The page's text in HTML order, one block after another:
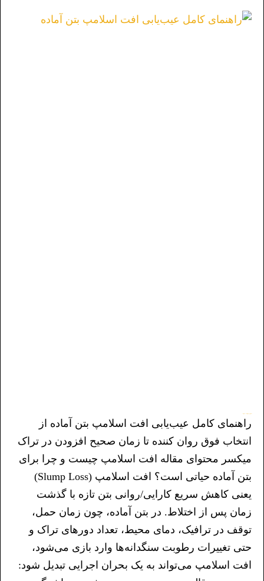
راهنمای کامل عیب‌یابی افت اسلامپ بتن آماده از
انتخاب فوق روان کننده تا زمان صحیح افزودن در تراک
میکسر محتوای مقاله افت اسلامپ چیست و چرا برای
بتن آماده حیاتی است؟ افت اسلامپ (Slump Loss)
یعنی کاهش سریع کارایی/روانی بتن تازه با گذشت
زمان پس از اختلاط. در بتن آماده، چون زمان حمل،
توقف در ترافیک، دمای محیط، تعداد دورهای تراک و
حتی تغییرات رطوبت سنگدانه‌ها وارد بازی می‌شود،
افت اسلامپ می‌تواند به یک بحران اجرایی تبدیل شود: